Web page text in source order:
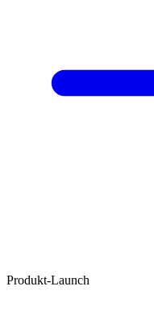
Produkt-Launch